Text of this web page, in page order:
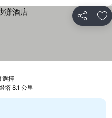
分享 加
選擇
塔 8.1 公里